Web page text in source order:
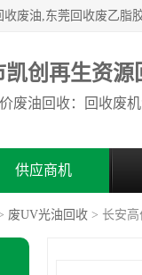
凯创再生资源
供应商机
废UV光油回收 > 长安